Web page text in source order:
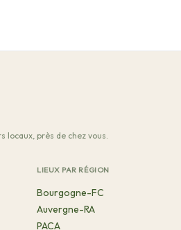
locaux, près de chez vous.
LIEUX PAR RÉGION
Bourgogne-FC
Auvergne-RA
PACA